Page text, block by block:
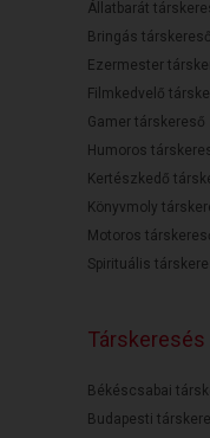
Állatbarát
Bringás társkereső
Ezermester
Filmkedvelő
Gamer társkereső
Humoros
Kertészkedő
Könyvmoly
Motoros
Spirituális
Békéscsabai
Budapesti